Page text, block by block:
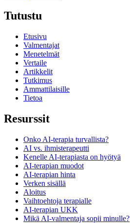
Tutustu
Etusivu
Valmentajat
Menetelmät
Vertaile
Artikkelit
Tutkimus
Ammattilaisille
Tietoa
Resurssit
Onko AI-terapia turvallista?
AI vs. ihmisterapeutti
Kenelle AI-terapiasta on hyötyä
AI-terapian muodot
AI-terapian hinta
Verken sisällä
Aloitus
Vaihtoehtoja terapialle
AI-terapian UKK
Mikä AI-valmentaja sopii minulle?